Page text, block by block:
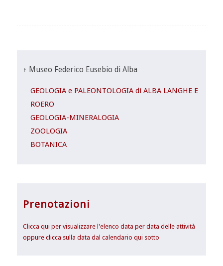
↑ Museo Federico Eusebio di Alba
GEOLOGIA e PALEONTOLOGIA di ALBA LANGHE E
ROERO
GEOLOGIA-MINERALOGIA
ZOOLOGIA
BOTANICA
Prenotazioni
Clicca qui per visualizzare l'elenco data per data delle attività
oppure clicca sulla data dal calendario qui sotto